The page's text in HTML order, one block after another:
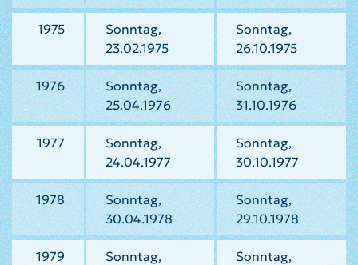
1975
Sonntag,
23.02.1975
Sonntag,
26.10.1975
1976
Sonntag,
25.04.1976
Sonntag,
31.10.1976
1977
Sonntag,
24.04.1977
Sonntag,
30.10.1977
1978
Sonntag,
30.04.1978
Sonntag,
29.10.1978
1979
Sonntag,
Sonntag,